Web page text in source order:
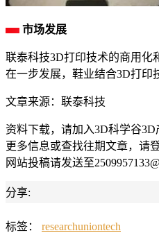
市场发展
联泰科技3D打印技术的商用化
在一步发展，鞋业结合3D打印
文章来源：联泰科技
资料下载，请加入3D科学谷3D
更多信息或查找往期文章，请
网站投稿请发送至
分享:
标签： researchuniontech